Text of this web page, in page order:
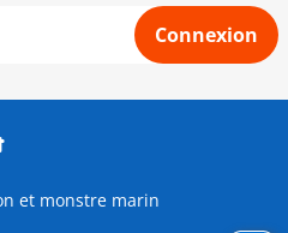
Connexion
et monstre marin